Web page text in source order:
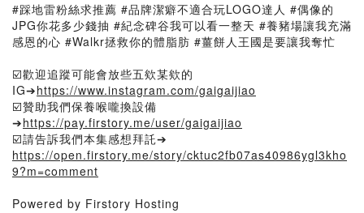
#踩地雷粉絲求推薦 #品牌潔癖不適合玩LOGO達人 #偶像的
JPG你花多少錢抽 #紀念碑谷我可以看一整天 #養豬場讓我充滿
感恩的心 #Walkr拯救你的體脂肪 #薑餅人王國是要讓我奪忙
☑️歡迎追蹤可能會放些五欸某欸的
IG➔https://www.instagram.com/gaigaijiao
☑️贊助我們保養喉嚨換設備
➔https://pay.firstory.me/user/gaigaijiao
☑️請告訴我們本集感想拜託➔
https://open.firstory.me/story/cktuc2fb07as40986ygl3kho
9?m=comment
Powered by Firstory Hosting